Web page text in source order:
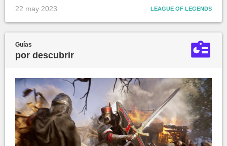
22 may 2023 LEAGUE OF LEGENDS
Guías
por descubrir